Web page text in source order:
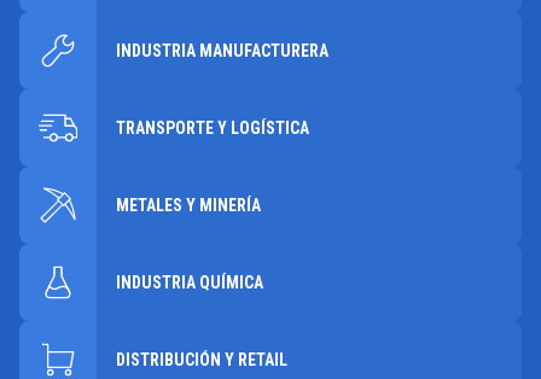
INDUSTRIA MANUFACTURERA
TRANSPORTE Y LOGÍSTICA
METALES Y MINERÍA
INDUSTRIA QUÍMICA
DISTRIBUCIÓN Y RETAIL